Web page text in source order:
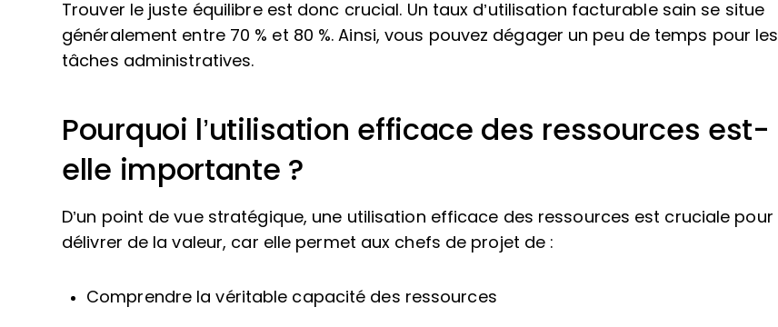
Trouver le juste équilibre est donc crucial. Un taux d’utilisation facturable sain se situe
généralement entre 70 % et 80 %. Ainsi, vous pouvez dégager un peu de temps pour les
tâches administratives.
Pourquoi l’utilisation efficace des ressources est-
elle importante ?
D’un point de vue stratégique, une utilisation efficace des ressources est cruciale pour
délivrer de la valeur, car elle permet aux chefs de projet de :
Comprendre la véritable capacité des ressources